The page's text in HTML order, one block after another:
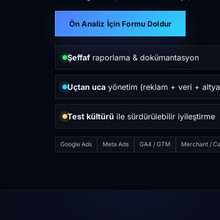
Ön Analiz İçin Formu Doldur
Şeffafraporlama & dokümantasyon
Uçtan uca yönetim (reklam + veri +
Test kültürü ile sürdürülebilir iyileştirme
Google Ads Meta Ads GA4 / GTM Merchant /